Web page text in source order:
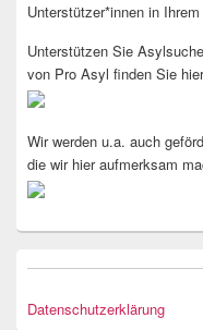
Unterstützer*innen in
Unterstützen Sie
von Pro Asyl finden Sie
Wir werden u.a. auch
die wir hier aufmerksam
Datenschutzerklärung